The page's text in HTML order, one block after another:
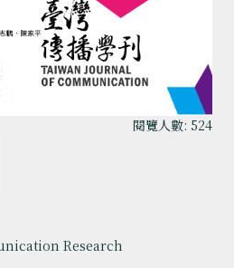
閱覽人數: 524
Research